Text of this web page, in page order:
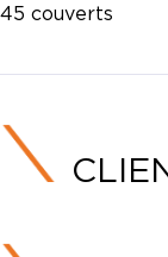
45 couverts